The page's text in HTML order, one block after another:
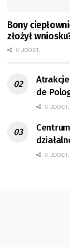
Bony
złożył
0 UDOST.
de
0 UDOST.
0 UDOST.